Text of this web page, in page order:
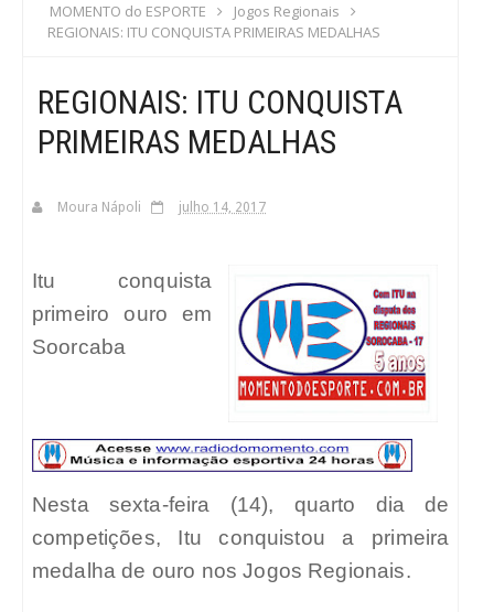
MOMENTO do ESPORTE
Jogos Regionais
REGIONAIS: ITU CONQUISTA PRIMEIRAS MEDALHAS
REGIONAIS: ITU CONQUISTA
PRIMEIRAS MEDALHAS
Moura Nápoli julho 14, 2017
Itu conquista
primeiro ouro em
Soorcaba
Nesta sexta-feira (14), quarto dia de
competições, Itu conquistou a primeira
medalha de ouro nos Jogos Regionais.